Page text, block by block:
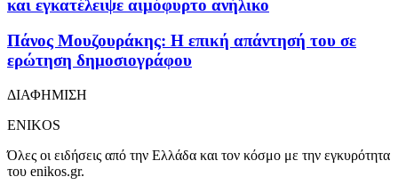
και εγκατέλειψε αιμόφυρτο ανήλικο
Πάνος Μουζουράκης: Η επική απάντησή του σε
ερώτηση δημοσιογράφου
ΔΙΑΦΗΜΙΣΗ
ENIKOS
Όλες οι ειδήσεις από την Ελλάδα και τον κόσμο με την εγκυρότητα
του enikos.gr.